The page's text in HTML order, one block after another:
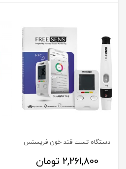
دستگاه تست قند خون فریسنس
2,261,800 تومان